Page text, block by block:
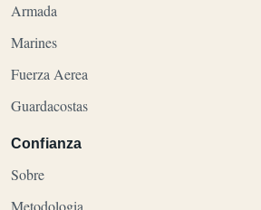
Armada
Marines
Fuerza Aerea
Guardacostas
Confianza
Sobre
Metodologia